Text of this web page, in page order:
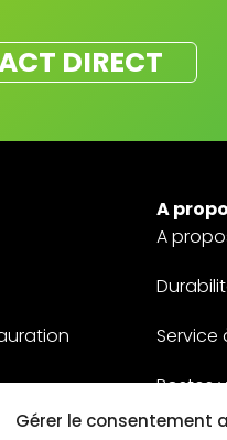
Gérer le consentement
DIRECT
A
A
Service
Postes
Contact